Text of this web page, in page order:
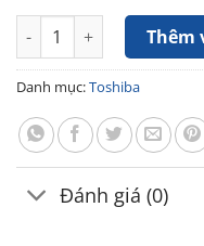
Nồi cơm điện tử 1.8 lít
Thêm
Danh mục:Toshiba
Đánh giá (0)